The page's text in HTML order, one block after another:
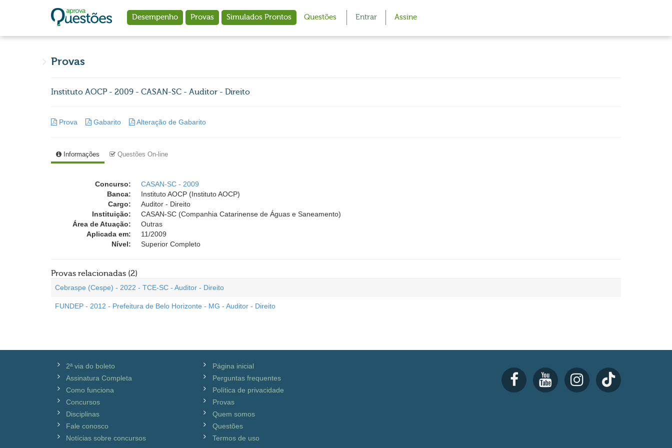
Desempenho Provas Simulados Prontos Questões Entrar Assine
Provas
Instituto AOCP - 2009 - CASAN-SC - Auditor - Direito
Prova Gabarito Alteração de Gabarito
Informações Questões On-line
Concurso:
CASAN-SC - 2009
Banca:
Instituto AOCP (Instituto AOCP)
Cargo:
Auditor - Direito
Instituição:
CASAN-SC (Companhia Catarinense de Águas e Saneamento)
Área de Atuação:
Outras
Aplicada em:
11/2009
Nível:
Superior Completo
Provas relacionadas (2)
Cebraspe (Cespe) - 2022 - TCE-SC - Auditor - Direito
FUNDEP - 2012 - Prefeitura de Belo Horizonte - MG - Auditor - Direito
2ª via do boleto
Assinatura Completa
Como funciona
Concursos
Disciplinas
Fale conosco
Notícias sobre concursos
Página inicial
Perguntas frequentes
Política de privacidade
Provas
Quem somos
Questões
Termos de uso